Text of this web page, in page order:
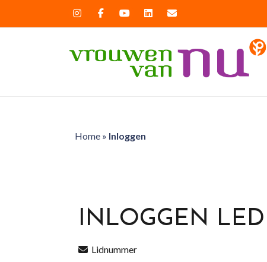
Home» Inloggen
INLOGGEN
Lidnummer